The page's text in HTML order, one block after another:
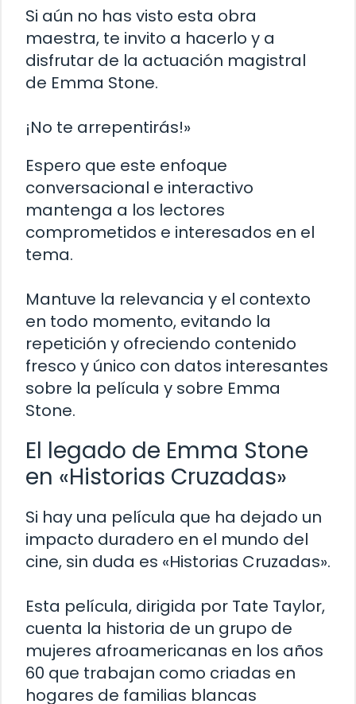
Si aún no has visto esta obra
maestra, te invito a hacerlo y a
disfrutar de la actuación magistral
de Emma Stone.
¡No te arrepentirás!»
Espero que este enfoque
conversacional e interactivo
mantenga a los lectores
comprometidos e interesados en el
tema.
Mantuve la relevancia y el contexto
en todo momento, evitando la
repetición y ofreciendo contenido
fresco y único con datos interesantes
sobre la película y sobre Emma
Stone.
El legado de Emma Stone
en «Historias Cruzadas»
Si hay una película que ha dejado un
impacto duradero en el mundo del
cine, sin duda es «Historias Cruzadas».
Esta película, dirigida por Tate Taylor,
cuenta la historia de un grupo de
mujeres afroamericanas en los años
60 que trabajan como criadas en
hogares de familias blancas